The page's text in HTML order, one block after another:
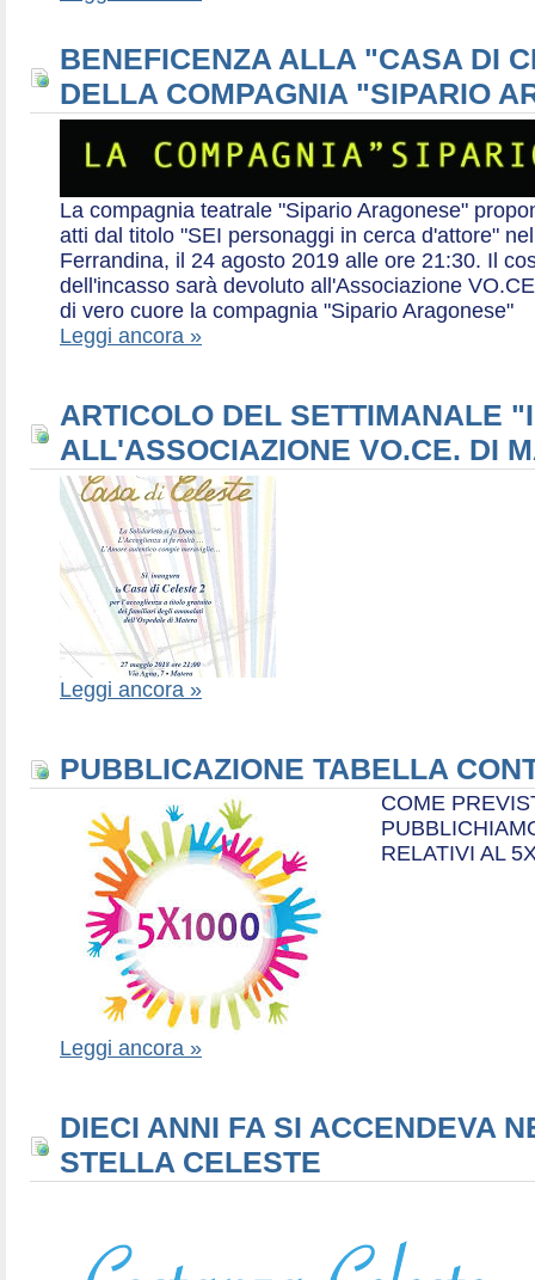
BENEFICENZA ALLA "CASA DI
DELLA COMPAGNIA "SIPARIO
La compagnia teatrale "Sipario Aragonese"
atti dal titolo "SEI personaggi in cerca d'attore"
Ferrandina, il 24 agosto 2019 alle ore 21:30. Il
dell'incasso sarà devoluto all'Associazione
di vero cuore la compagnia "Sipario Aragonese"
Leggi ancora »
ARTICOLO DEL SETTIMANALE
ALL'ASSOCIAZIONE VO.CE. DI
Leggi ancora »
PUBBLICAZIONE TABELLA
COME
RELATIVI AL
Leggi ancora »
DIECI ANNI FA SI ACCENDEVA
STELLA CELESTE